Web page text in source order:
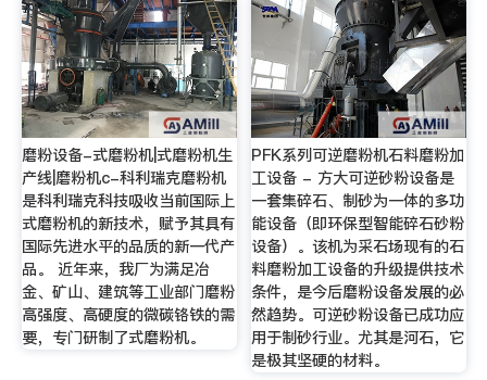
磨粉设备-式磨粉机|式磨粉机生
产线|磨粉机c-科利瑞克磨粉机
是科利瑞克科技吸收当前国际上
式磨粉机的新技术，赋予其具有
国际先进水平的品质的新一代产
品。 近年来，我厂为满足冶
金、矿山、建筑等工业部门磨粉
高强度、高硬度的微碳铬铁的需
要，专门研制了式磨粉机。
PFK系列可逆磨粉机石料磨粉加
工设备 - 方大可逆砂粉设备是
一套集碎石、制砂为一体的多功
能设备（即环保型智能碎石砂粉
设备）。该机为采石场现有的石
料磨粉加工设备的升级提供技术
条件，是今后磨粉设备发展的必
然趋势。可逆砂粉设备已成功应
用于制砂行业。尤其是河石，它
是极其坚硬的材料。